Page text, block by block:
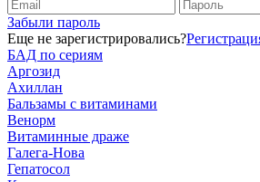
Забыли пароль
Еще не зарегистрировались?
БАД по сериям
Аргозид
Ахиллан
Бальзамы с витаминами
Венорм
Витаминные драже
Галега-Нова
Гепатосол